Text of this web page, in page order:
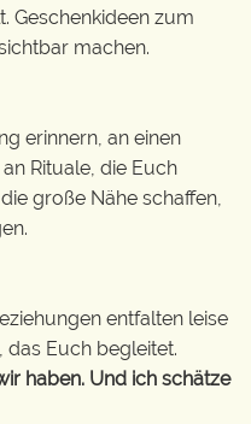
Geschenkideen zum
machen.
erinnern, an einen
Rituale, die Euch
große Nähe schaffen,
entfalten leise
das Euch begleitet.
haben. Und ich schätze